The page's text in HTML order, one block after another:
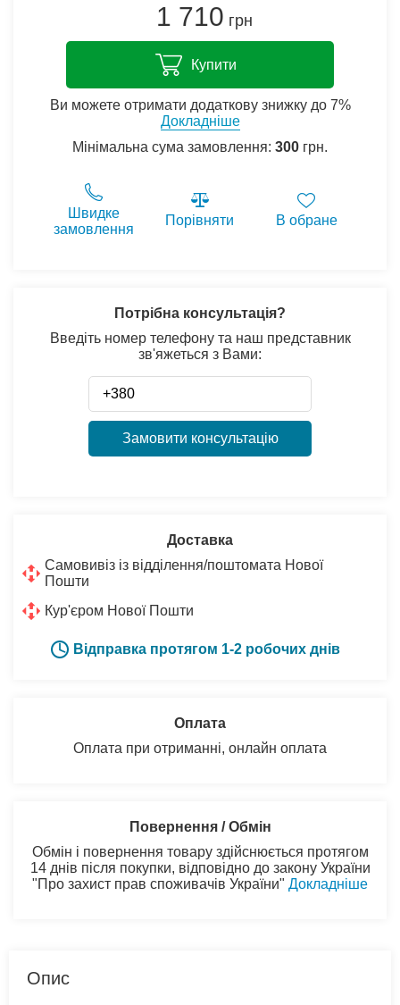
1 710 грн
Купити
Ви можете отримати додаткову знижку до 7%
Докладніше
Мінімальна сума замовлення: 300 грн.
Швидке
замовлення
Порівняти В обране
Потрібна консультація?
Введіть номер телефону та наш представник
зв'яжеться з Вами:
Замовити консультацію
Доставка
Самовивіз із відділення/поштомата Нової
Пошти
Кур'єром Нової Пошти
Відправка протягом 1-2 робочих днів
Оплата
Оплата при отриманні, онлайн оплата
Повернення / Обмін
Обмін і повернення товару здійснюється протягом
14 днів після покупки, відповідно до закону України
"Про захист прав споживачів України" Докладніше
Опис